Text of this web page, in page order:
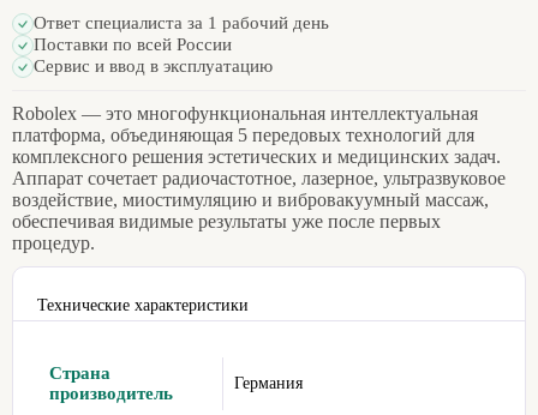
Ответ специалиста за 1 рабочий день
Поставки по всей России
Сервис и ввод в эксплуатацию
Robolex — это многофункциональная интеллектуальная
платформа, объединяющая 5 передовых технологий для
комплексного решения эстетических и медицинских задач.
Аппарат сочетает радиочастотное, лазерное, ультразвуковое
воздействие, миостимуляцию и вибровакуумный массаж,
обеспечивая видимые результаты уже после первых
процедур.
Технические характеристики
Страна
производитель
Германия